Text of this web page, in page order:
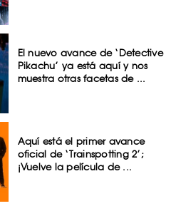
El nuevo avance de ‘Detective
Pikachu’ ya está aquí y nos
muestra otras facetas de ...
Aquí está el primer avance
oficial de ‘Trainspotting 2’;
¡Vuelve la película de ...